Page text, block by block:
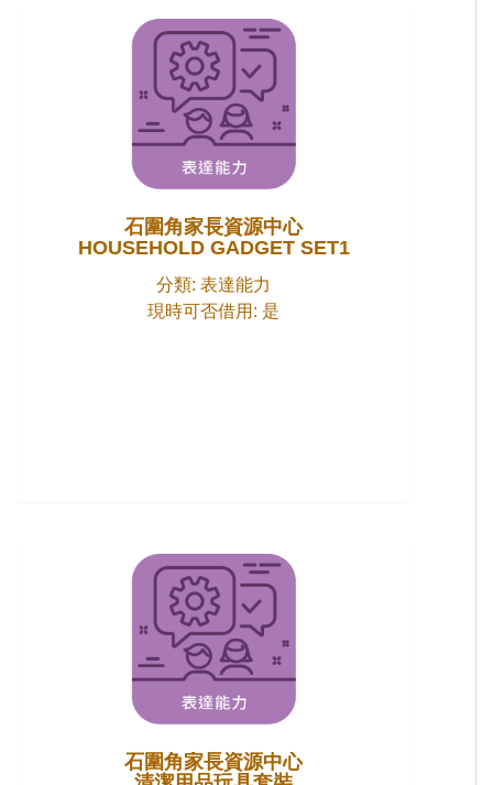
石圍角家長資源中心
HOUSEHOLD GADGET SET1
分類: 表達能力
現時可否借用: 是
石圍角家長資源中心